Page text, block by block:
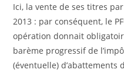
Ici, la vente de ses titres
2013 : par conséquent, le
opération donnait
barème progressif de
(éventuelle) d’abattements